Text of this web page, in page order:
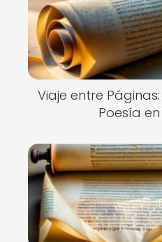
Viaje entre
Poesía